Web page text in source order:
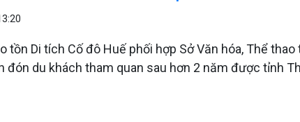
tồn Di tích Cố đô Huế phối hợp Sở Văn hóa, Thể
đón du khách tham quan sau hơn 2 năm được tỉnh